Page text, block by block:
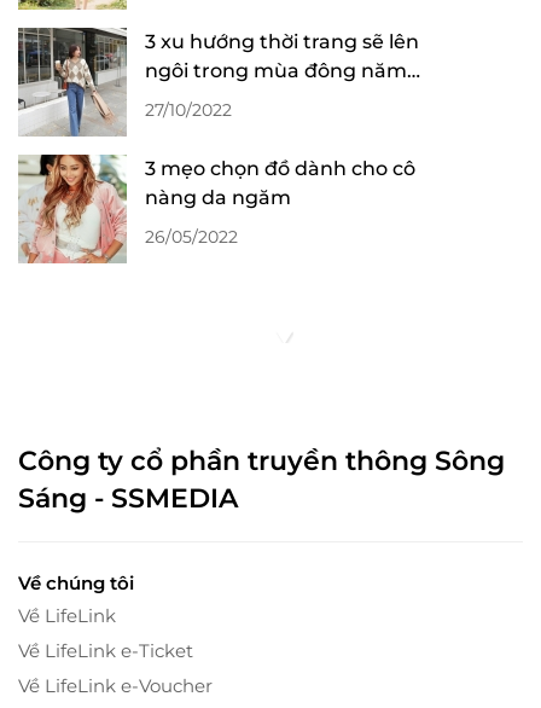
3 xu hướng thời trang sẽ lên
ngôi trong mùa đông năm
2022
27/10/2022
3 mẹo chọn đồ dành cho cô
nàng da ngăm
26/05/2022
Công ty cổ phần truyền thông Sông
Sáng - SSMEDIA
Về chúng tôi
Về LifeLink
Về LifeLink e-Ticket
Về LifeLink e-Voucher